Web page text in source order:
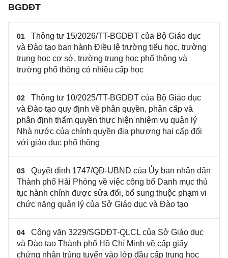
BGDĐT
01
Thông tư 15/2026/TT-BGDĐT của Bộ Giáo dục
và Đào tạo ban hành Điều lệ trường tiểu học, trường
trung học cơ sở, trường trung học phổ thông và
trường phổ thông có nhiều cấp học
02
Thông tư 10/2025/TT-BGDĐT của Bộ Giáo dục
và Đào tạo quy định về phân quyền, phân cấp và
phân định thẩm quyền thực hiện nhiệm vụ quản lý
Nhà nước của chính quyền địa phương hai cấp đối
với giáo dục phổ thông
03
Quyết định 1747/QĐ-UBND của Ủy ban nhân dân
Thành phố Hải Phòng về việc công bố Danh mục thủ
tục hành chính được sửa đổi, bổ sung thuộc phạm vi
chức năng quản lý của Sở Giáo dục và Đào tạo
04
Công văn 3229/SGDĐT-QLCL của Sở Giáo dục
và Đào tạo Thành phố Hồ Chí Minh về cấp giấy
chứng nhận trúng tuyển vào lớp đầu cấp trung học